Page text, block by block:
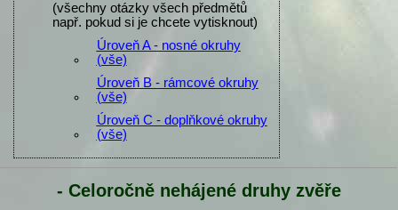
(všechny otázky všech předmětů
např. pokud si je chcete vytisknout)
Úroveň A - nosné okruhy
(vše)
Úroveň B - rámcové okruhy
(vše)
Úroveň C - doplňkové okruhy
(vše)
- Celoročně nehájené druhy zvěře